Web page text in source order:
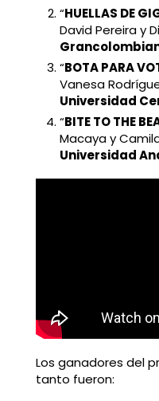
“HUELLAS DE
David Pereira y
“BOTA PARA
Vanesa
Universidad
“BITE TO THE
Macaya y
Universidad
Los ganadores del
tanto fueron: